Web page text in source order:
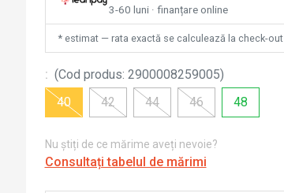
3-60 luni · finanțare online
* estimat — rata exactă se calculează la check-out
: (Cod produs: 2900008259005)
40
42 44 46 48
Nu știți de ce mărime aveți nevoie?
Consultați tabelul de mărimi